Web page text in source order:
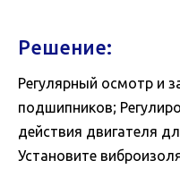
Решение:
Регулярный осмотр и
подшипников;
действия двигателя
Установите